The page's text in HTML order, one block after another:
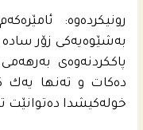
رونیكرده‌وه‌:
به‌شێوه‌یه‌كى زۆر
پاككردنه‌وه‌ى
خوله‌كیشدا ده‌توانێت